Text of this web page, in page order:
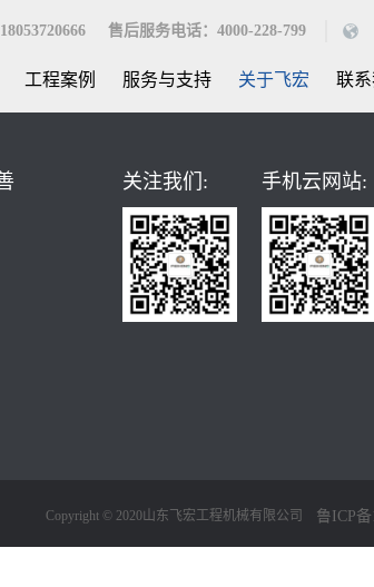
售后服务电话：4000-228-799
工程案例 服务与支持 关于飞宏 联系
关注我们: 手机云网站:
Copyright © 2020山东飞宏工程机械有限公司 鲁ICP备